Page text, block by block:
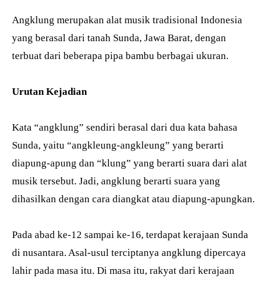
Angklung merupakan alat musik tradisional Indonesia
yang berasal dari tanah Sunda, Jawa Barat, dengan
terbuat dari beberapa pipa bambu berbagai ukuran.
Urutan Kejadian
Kata “angklung” sendiri berasal dari dua kata bahasa
Sunda, yaitu “angkleung-angkleung” yang berarti
diapung-apung dan “klung” yang berarti suara dari alat
musik tersebut. Jadi, angklung berarti suara yang
dihasilkan dengan cara diangkat atau diapung-apungkan.
Pada abad ke-12 sampai ke-16, terdapat kerajaan Sunda
di nusantara. Asal-usul terciptanya angklung dipercaya
lahir pada masa itu. Di masa itu, rakyat dari kerajaan